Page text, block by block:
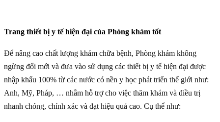
Trang thiết bị y tế hiện đại của Phòng khám tốt
Để nâng cao chất lượng khám chữa bệnh, Phòng khám không
ngừng đổi mới và đưa vào sử dụng các thiết bị y tế hiện đại được
nhập khẩu 100% từ các nước có nền y học phát triển thế giới như:
Anh, Mỹ, Pháp, … nhằm hỗ trợ cho việc thăm khám và điều trị
nhanh chóng, chính xác và đạt hiệu quả cao. Cụ thể như: